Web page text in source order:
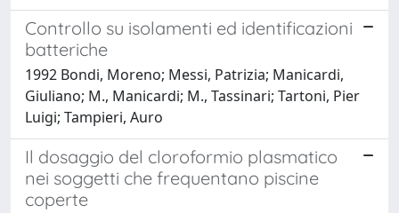
Controllo su isolamenti ed identificazioni
batteriche
1992 Bondi, Moreno; Messi, Patrizia; Manicardi,
Giuliano; M., Manicardi; M., Tassinari; Tartoni, Pier
Luigi; Tampieri, Auro
Il dosaggio del cloroformio plasmatico
nei soggetti che frequentano piscine
coperte